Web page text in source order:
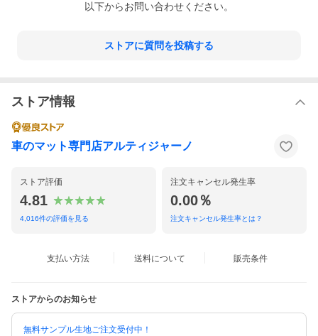
以下からお問い合わせください。
ストアに質問を投稿する
ストア情報
車のマット専門店アルティジャーノ
ストア評価
4.81
4,016件の評価を見る
注文キャンセル発生率
0.00％
注文キャンセル発生率とは？
支払い方法 送料について 販売条件
ストアからのお知らせ
無料サンプル生地ご注文受付中！